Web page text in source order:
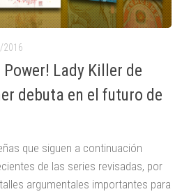
2016
Lady Killer de
debuta en el futuro de
que siguen a continuación
de las series revisadas, por
argumentales importantes para